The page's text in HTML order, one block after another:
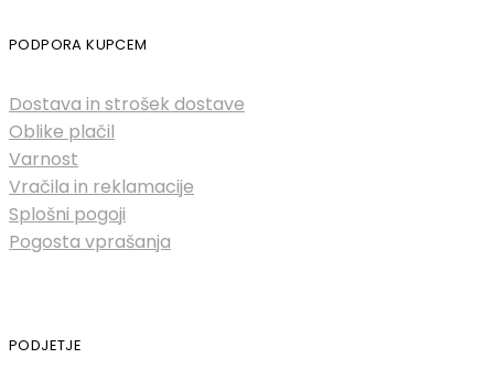
PODPORA KUPCEM
Dostava in strošek dostave
Oblike plačil
Varnost
Vračila in reklamacije
Splošni pogoji
Pogosta vprašanja
PODJETJE